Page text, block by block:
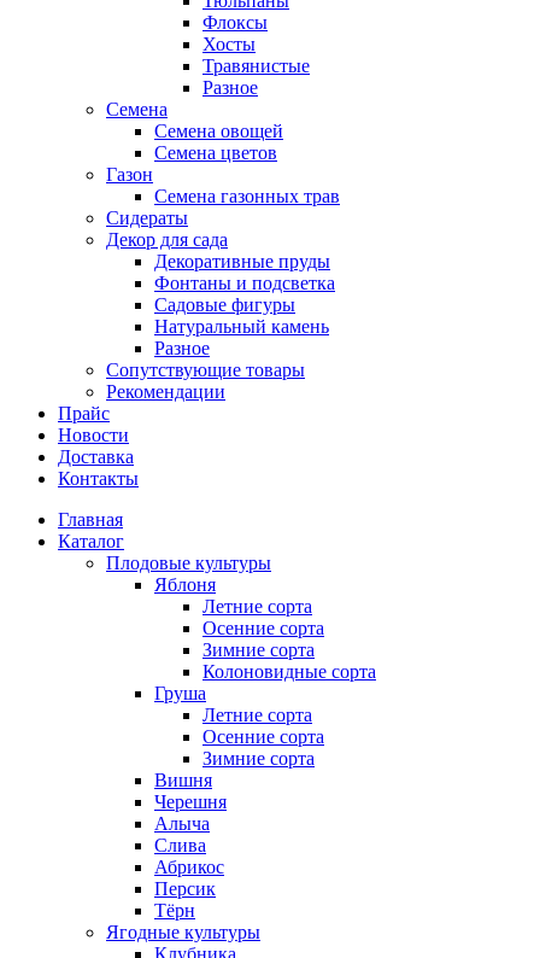
Флоксы
Хосты
Травянистые
Разное
Семена
Семена овощей
Семена цветов
Газон
Семена газонных трав
Сидераты
Декор для сада
Декоративные пруды
Фонтаны и подсветка
Садовые фигуры
Натуральный камень
Разное
Сопутствующие товары
Рекомендации
Прайс
Новости
Доставка
Контакты
Главная
Каталог
Плодовые культуры
Яблоня
Летние сорта
Осенние сорта
Зимние сорта
Колоновидные сорта
Груша
Летние сорта
Осенние сорта
Зимние сорта
Вишня
Черешня
Алыча
Слива
Абрикос
Персик
Тёрн
Ягодные культуры
Клубника